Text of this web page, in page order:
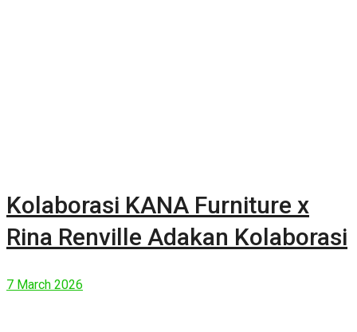
Kolaborasi KANA Furniture x
Rina Renville Adakan Kolaborasi
7 March 2026